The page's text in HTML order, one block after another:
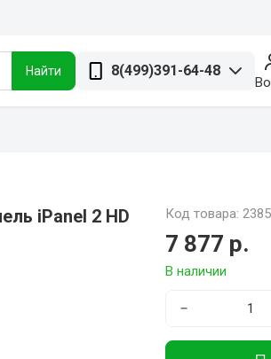
Найти 8(499)391-64-48
iPanel 2 HD
Код товара: 2385
7 877 р.
В наличии
−